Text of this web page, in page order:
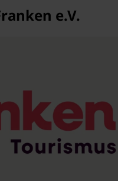
e.V.